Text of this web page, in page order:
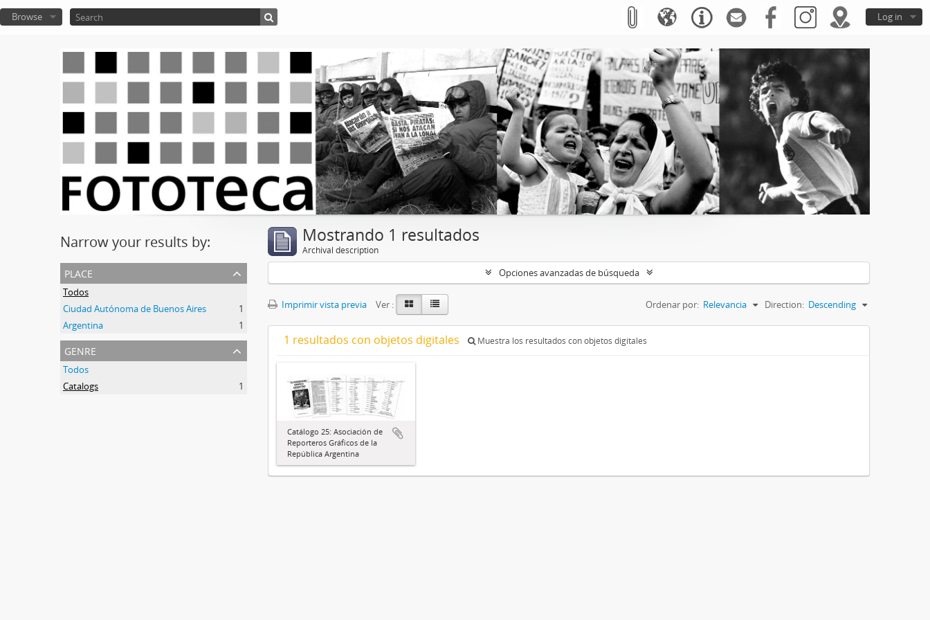
Log in
Browse
Narrow your results by:
place
Todos
Ciudad Autónoma de Buenos Aires
1
Argentina
1
genre
Todos
Catalogs
1
Mostrando 1 resultados
Archival description
Opciones avanzadas de búsqueda
Imprimir vista previa Ver : Ordenar por: Relevancia Direction: Descending
1 resultados con objetos digitales Muestra los resultados con objetos digitales
Catálogo 25: Asociación de
Reporteros Gráficos de la
República Argentina